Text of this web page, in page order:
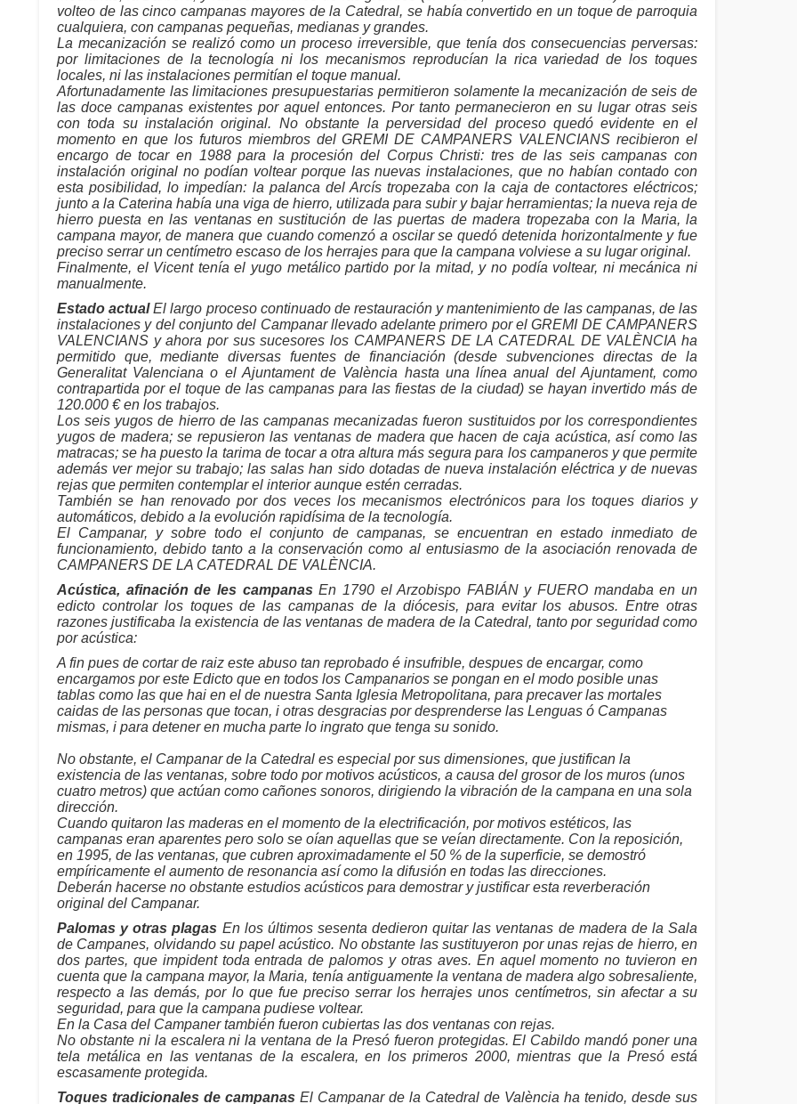
volteo de las cinco campanas mayores de la Catedral, se había convertido en un toque de parroquia
cualquiera, con campanas pequeñas, medianas y grandes.
La mecanización se realizó como un proceso irreversible, que tenía dos consecuencias perversas:
por limitaciones de la tecnología ni los mecanismos reproducían la rica variedad de los toques
locales, ni las instalaciones permitían el toque manual.
Afortunadamente las limitaciones presupuestarias permitieron solamente la mecanización de seis de
las doce campanas existentes por aquel entonces. Por tanto permanecieron en su lugar otras seis
con toda su instalación original. No obstante la perversidad del proceso quedó evidente en el
momento en que los futuros miembros del GREMI DE CAMPANERS VALENCIANS recibieron el
encargo de tocar en 1988 para la procesión del Corpus Christi: tres de las seis campanas con
instalación original no podían voltear porque las nuevas instalaciones, que no habían contado con
esta posibilidad, lo impedían: la palanca del Arcís tropezaba con la caja de contactores eléctricos;
junto a la Caterina había una viga de hierro, utilizada para subir y bajar herramientas; la nueva reja de
hierro puesta en las ventanas en sustitución de las puertas de madera tropezaba con la Maria, la
campana mayor, de manera que cuando comenzó a oscilar se quedó detenida horizontalmente y fue
preciso serrar un centímetro escaso de los herrajes para que la campana volviese a su lugar original.
Finalmente, el Vicent tenía el yugo metálico partido por la mitad, y no podía voltear, ni mecánica ni
manualmente.
Estado actualEl largo proceso continuado de restauración y mantenimiento de las campanas, de las
instalaciones y del conjunto del Campanar llevado adelante primero por el GREMI DE CAMPANERS
VALENCIANS y ahora por sus sucesores los CAMPANERS DE LA CATEDRAL DE VALÈNCIA ha
permitido que, mediante diversas fuentes de financiación (desde subvenciones directas de la
Generalitat Valenciana o el Ajuntament de València hasta una línea anual del Ajuntament, como
contrapartida por el toque de las campanas para las fiestas de la ciudad) se hayan invertido más de
120.000 € en los trabajos.
Los seis yugos de hierro de las campanas mecanizadas fueron sustituidos por los correspondientes
yugos de madera; se repusieron las ventanas de madera que hacen de caja acústica, así como las
matracas; se ha puesto la tarima de tocar a otra altura más segura para los campaneros y que permite
además ver mejor su trabajo; las salas han sido dotadas de nueva instalación eléctrica y de nuevas
rejas que permiten contemplar el interior aunque estén cerradas.
También se han renovado por dos veces los mecanismos electrónicos para los toques diarios y
automáticos, debido a la evolución rapidísima de la tecnología.
El Campanar, y sobre todo el conjunto de campanas, se encuentran en estado inmediato de
funcionamiento, debido tanto a la conservación como al entusiasmo de la asociación renovada de
CAMPANERS DE LA CATEDRAL DE VALÈNCIA.
Acústica, afinación de les campanas En 1790 el Arzobispo FABIÁN y FUERO mandaba en un
edicto controlar los toques de las campanas de la diócesis, para evitar los abusos. Entre otras
razones justificaba la existencia de las ventanas de madera de la Catedral, tanto por seguridad como
por acústica:
A fin pues de cortar de raiz este abuso tan reprobado é insufrible, despues de encargar, como
encargamos por este Edicto que en todos los Campanarios se pongan en el modo posible unas
tablas como las que hai en el de nuestra Santa Iglesia Metropolitana, para precaver las mortales
caidas de las personas que tocan, i otras desgracias por desprenderse las Lenguas ó Campanas
mismas, i para detener en mucha parte lo ingrato que tenga su sonido.
No obstante, el Campanar de la Catedral es especial por sus dimensiones, que justifican la
existencia de las ventanas, sobre todo por motivos acústicos, a causa del grosor de los muros (unos
cuatro metros) que actúan como cañones sonoros, dirigiendo la vibración de la campana en una sola
dirección.
Cuando quitaron las maderas en el momento de la electrificación, por motivos estéticos, las
campanas eran aparentes pero solo se oían aquellas que se veían directamente. Con la reposición,
en 1995, de las ventanas, que cubren aproximadamente el 50 % de la superficie, se demostró
empíricamente el aumento de resonancia así como la difusión en todas las direcciones.
Deberán hacerse no obstante estudios acústicos para demostrar y justificar esta reverberación
original del Campanar.
Palomas y otras plagas En los últimos sesenta dedieron quitar las ventanas de madera de la Sala
de Campanes, olvidando su papel acústico. No obstante las sustituyeron por unas rejas de hierro, en
dos partes, que impident toda entrada de palomos y otras aves. En aquel momento no tuvieron en
cuenta que la campana mayor, la Maria, tenía antiguamente la ventana de madera algo sobresaliente,
respecto a las demás, por lo que fue preciso serrar los herrajes unos centímetros, sin afectar a su
seguridad, para que la campana pudiese voltear.
En la Casa del Campaner también fueron cubiertas las dos ventanas con rejas.
No obstante ni la escalera ni la ventana de la Presó fueron protegidas. El Cabildo mandó poner una
tela metálica en las ventanas de la escalera, en los primeros 2000, mientras que la Presó está
escasamente protegida.
Toques tradicionales de campanas El Campanar de la Catedral de València ha tenido, desde sus